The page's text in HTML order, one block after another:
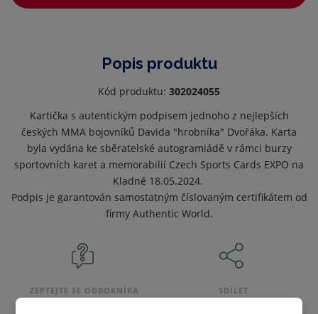
Popis produktu
Kód produktu: 302024055
Kartička s autentickým podpisem jednoho z nejlepších
českých MMA bojovníků Davida "hrobníka" Dvořáka. Karta
byla vydána ke sběratelské autogramiádě v rámci burzy
sportovních karet a memorabilií Czech Sports Cards EXPO na
Kladně 18.05.2024.
Podpis je garantován samostatným číslovaným certifikátem od
firmy Authentic World.
ZEPTEJTE SE ODBORNÍKA SDÍLET